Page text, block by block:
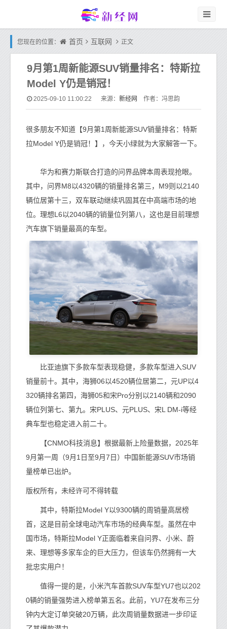
您现在的位置： 首页 互联网 正文
9月第1周新能源SUV销量排名：特斯拉
Model Y仍是销冠！
2025-09-10 11:00:22 来源： 新经网 作者：冯思韵
很多朋友不知道【9月第1周新能源SUV销量排名：特斯
拉Model Y仍是销冠！】，今天小绿就为大家解答一下。
华为和赛力斯联合打造的问界品牌本周表现抢眼。
其中，问界M8以4320辆的销量排名第三，M9则以2140
辆位居第十三，双车联动继续巩固其在中高端市场的地
位。理想L6以2040辆的销量位列第八，这也是目前理想
汽车旗下销量最高的车型。
比亚迪旗下多款车型表现稳健，多款车型进入SUV
销量前十。其中，海狮06以4520辆位居第二，元UP以4
320辆排名第四，海狮05和宋Pro分别以2140辆和2090
辆位列第七、第九。宋PLUS、元PLUS、宋L DM-i等经
典车型也稳定进入前二十。
【CNMO科技消息】根据最新上险量数据，2025年
9月第一周（9月1日至9月7日）中国新能源SUV市场销
量榜单已出炉。
版权所有，未经许可不得转载
其中，特斯拉Model Y以9300辆的周销量高居榜
首，这是目前全球电动汽车市场的经典车型。虽然在中
国市场，特斯拉Model Y正面临着来自问界、小米、蔚
来、理想等多家车企的巨大压力，但该车仍然拥有一大
批忠实用户！
值得一提的是，小米汽车首款SUV车型YU7也以202
0辆的销量强势进入榜单第五名。此前，YU7在发布三分
钟内大定订单突破20万辆，此次周销量数据进一步印证